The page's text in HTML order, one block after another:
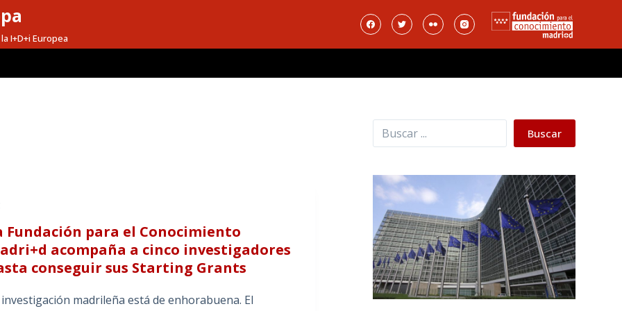
I+D+i Europea
Fundación para el Conocimiento
acompaña a cinco investigadores
conseguir sus Starting Grants
investigación madrileña está de enhorabuena. El
Buscar Buscar